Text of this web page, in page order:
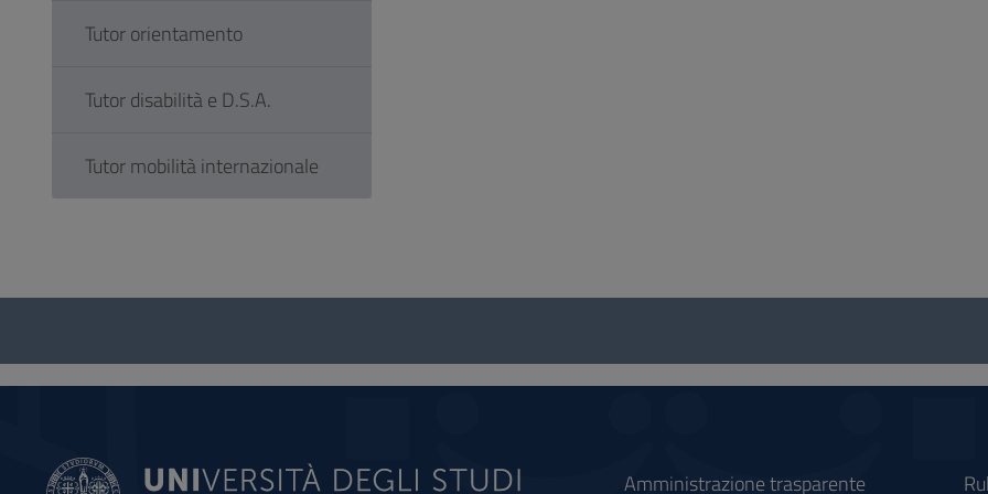
Tutor orientamento
Tutor disabilità e D.S.A.
Tutor mobilità internazionale
Questionario
social
Amministrazione trasparente